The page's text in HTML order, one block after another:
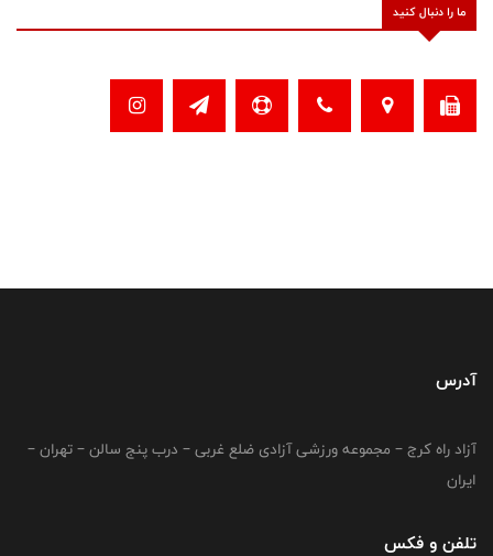
ما را دنبال کنید
آدرس
آزاد راه کرج – مجموعه ورزشی آزادی ضلع غربی – درب پنج سالن – تهران –
ایران
تلفن و فکس